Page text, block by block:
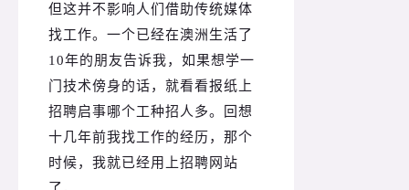
但这并不影响人们借助传统媒体
找工作。 一个已经在澳洲生活了
10年的朋友告诉我，如果想学一
门技术傍身的话，就看看报纸上
招聘启事哪个工种招人多。
回想
十几年前我找工作的经历，那个
时候，我就已经用上招聘网站